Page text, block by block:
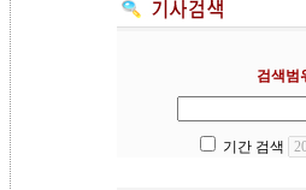
검색범
기간 검색